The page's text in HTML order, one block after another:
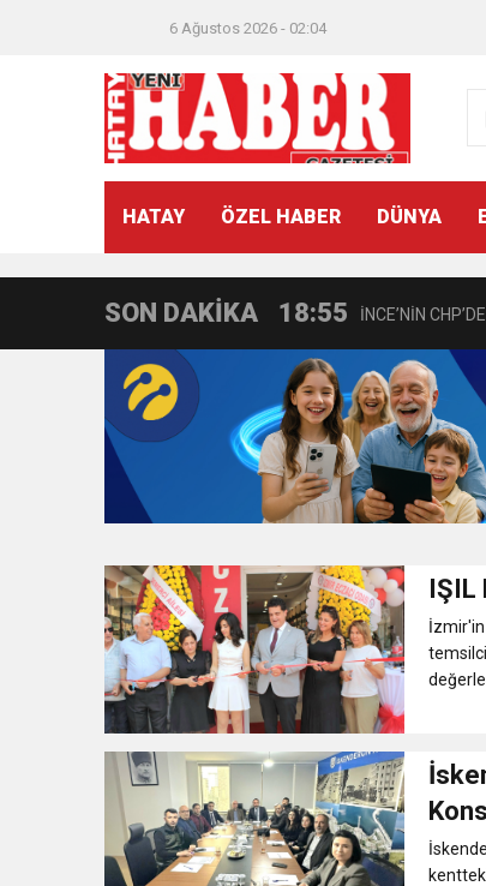
6 Ağustos 2026 - 02:04
HATAY ÖZEL HABER DÜNYA
SON DAKİKA
21:40
18:22 BAŞKAN SAMİ
11:47
11:57 IŞIL Eczanesi
21:40 HİKMET KAMİL
3:47 Belediye Başkanı
6:19
17:36 KURUMLAR
1:00 İTSO İŞ-
21:40
18:22 BAŞKAN SAMİ
IŞIL
İzmir'in